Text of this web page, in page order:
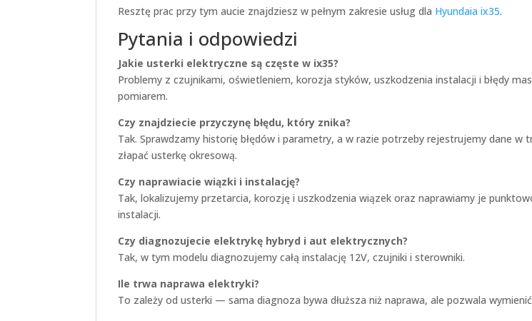
Resztę prac przy tym aucie znajdziesz w pełnym zakresie usług dla Hyundaia ix35.
Pytania i odpowiedzi
Jakie usterki elektryczne są częste w ix35?
Problemy z czujnikami, oświetleniem, korozja styków, uszkodzenia instalacji i błędy
pomiarem.
Czy znajdziecie przyczynę błędu, który znika?
Tak. Sprawdzamy historię błędów i parametry, a w razie potrzeby rejestrujemy dane w
złapać usterkę okresową.
Czy naprawiacie wiązki i instalację?
Tak, lokalizujemy przetarcia, korozję i uszkodzenia wiązek oraz naprawiamy je
instalacji.
Czy diagnozujecie elektrykę hybryd i aut elektrycznych?
Tak, w tym modelu diagnozujemy całą instalację 12V, czujniki i sterowniki.
Ile trwa naprawa elektryki?
To zależy od usterki — sama diagnoza bywa dłuższa niż naprawa, ale pozwala